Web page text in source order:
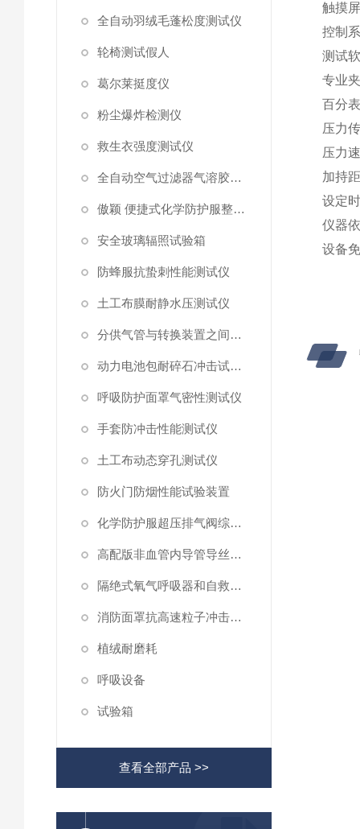
全自动羽绒毛蓬松度测试仪
轮椅测试假人
葛尔莱挺度仪
粉尘爆炸检测仪
救生衣强度测试仪
全自动空气过滤器气溶胶细菌截留测试仪
傲颖 便捷式化学防护服整体气密性测试仪
安全玻璃辐照试验箱
防蜂服抗蛰刺性能测试仪
土工布膜耐静水压测试仪
分供气管与转换装置之间连接强度试验机
动力电池包耐碎石冲击试验机
呼吸防护面罩气密性测试仪
手套防冲击性能测试仪
土工布动态穿孔测试仪
防火门防烟性能试验装置
化学防护服超压排气阀综合性测试仪
高配版非血管内导管导丝滑动性能测试仪
隔绝式氧气呼吸器和自救器二氧化碳吸收率及水分含量测试仪
消防面罩抗高速粒子冲击试验机
植绒耐磨耗
呼吸设备
试验箱
查看全部产品 >>
触摸
控制
测试
专业
百分
压力
压力
加持
设定
仪器
设备